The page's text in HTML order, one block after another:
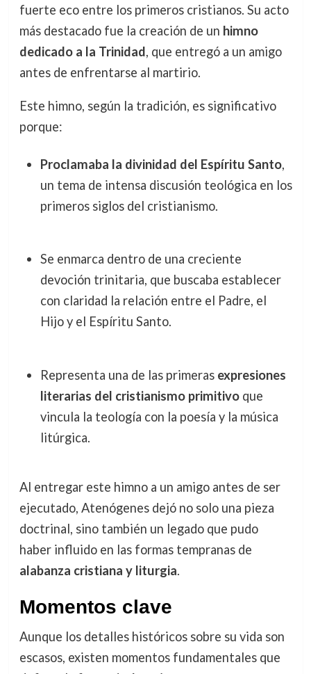
fuerte eco entre los primeros cristianos. Su acto
más destacado fue la creación de un himno
dedicado a la Trinidad, que entregó a un amigo
antes de enfrentarse al martirio.
Este himno, según la tradición, es significativo
porque:
Proclamaba la divinidad del Espíritu Santo,
un tema de intensa discusión teológica en los
primeros siglos del cristianismo.
Se enmarca dentro de una creciente
devoción trinitaria, que buscaba establecer
con claridad la relación entre el Padre, el
Hijo y el Espíritu Santo.
Representa una de las primeras expresiones
literarias del cristianismo primitivoque
vincula la teología con la poesía y la música
litúrgica.
Al entregar este himno a un amigo antes de ser
ejecutado, Atenógenes dejó no solo una pieza
doctrinal, sino también un legado que pudo
haber influido en las formas tempranas de
alabanza cristiana y liturgia.
Momentos clave
Aunque los detalles históricos sobre su vida son
escasos, existen momentos fundamentales que